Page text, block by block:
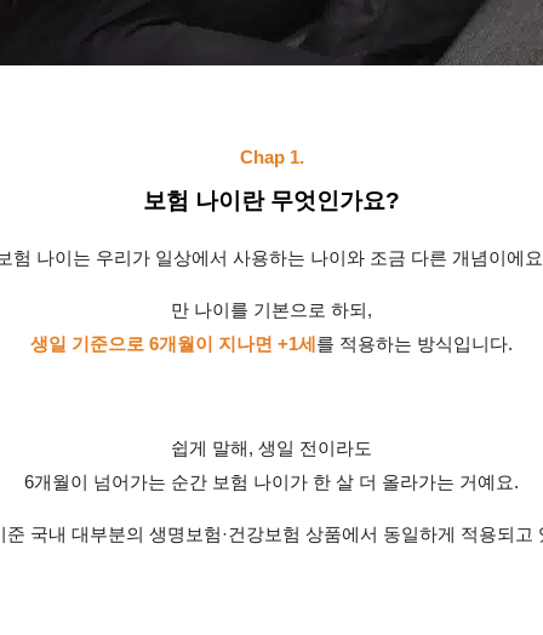
Chap 1.
보험 나이란 무엇인가요?
험 나이는 우리가 일상에서 사용하는 나이와 조금 다른 개념이에
만 나이를 기본으로 하되,
생일 기준으로 6개월이 지나면 +1세를 적용하는 방식입니다.
쉽게 말해, 생일 전이라도
6개월이 넘어가는 순간 보험 나이가 한 살 더 올라가는 거예요.
준 국내 대부분의 생명보험·건강보험 상품에서 동일하게 적용되고